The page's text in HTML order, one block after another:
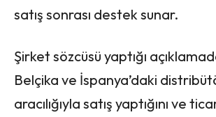
satış sonrası destek sunar.
Şirket sözcüsü yaptığı
Belçika ve İspanya’daki
aracılığıyla satış yaptığını ve